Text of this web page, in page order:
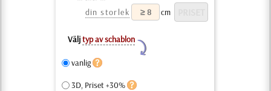
din storlek
cm
Väljtyp av schablon
Y
vanlig
3D, Priset +30%